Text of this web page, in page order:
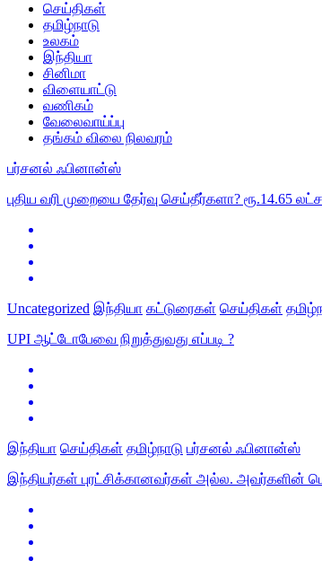
செய்திகள்
தமிழ்நாடு
உலகம்
இந்தியா
சினிமா
விளையாட்டு
வணிகம்
வேலைவாய்ப்பு
தங்கம் விலை நிலவரம்
பர்சனல் ஃபினான்ஸ்
புதிய வரி முறையை தேர்வு செய்தீர்களா? ரூ.14.65
Uncategorized இந்தியா கட்டுரைகள் செய்திகள்
UPI ஆட்டோபேவை நிறுத்துவது எப்படி ?
இந்தியா செய்திகள் தமிழ்நாடு பர்சனல் ஃபினான்ஸ்
இந்தியர்கள் புரட்சிக்கானவர்கள் அல்ல. அவர்களின்